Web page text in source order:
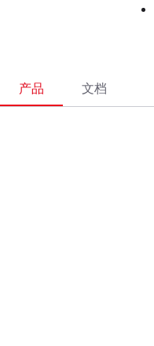
产品 文档